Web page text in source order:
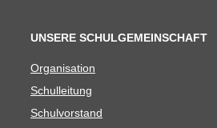
UNSERE SCHULGEMEINSCHAFT
Orga­ni­sa­tion
Schul­lei­tung
Schul­vor­stand